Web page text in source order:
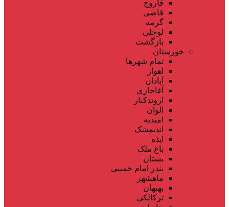
فاروج
قاضی
گرمه
لوجلی
بازگشت
خوزستان
تمام شهر‌ها
اهواز
آبادان
آغاجاری
اروندکنار
الوان
امیدیه
اندیمشک
ایذه
باغ ملک
بستان
بندر امام خمینی
ماهشهر
بهبهان
ترکالکی